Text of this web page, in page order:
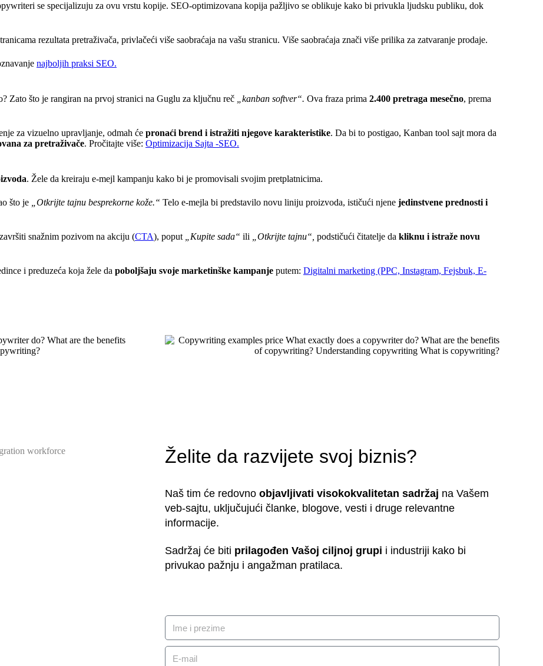
se specijalizuju za ovu vrstu kopije. SEO-optimizovana kopija pažljivo se oblikuje kako bi privukla ljudsku publiku, dok
rezultata pretraživača, privlačeći više saobraćaja na vašu stranicu. Više saobraćaja znači više prilika za zatvaranje prodaje.
najboljih praksi SEO.
Zato što je rangiran na prvoj stranici na Guglu za ključnu reč „kanban softver“. Ova fraza prima 2.400 pretraga mesečno, prema
za vizuelno upravljanje, odmah će pronaći brend i istražiti njegove karakteristike. Da bi to postigao, Kanban tool sajt mora da
za pretraživače. Pročitajte više: Optimizacija Sajta -SEO.
. Žele da kreiraju e-mejl kampanju kako bi je promovisali svojim pretplatnicima.
što je „Otkrijte tajnu besprekorne kože.“ Telo e-mejla bi predstavilo novu liniju proizvoda, ističući njene jedinstvene prednosti i
snažnim pozivom na akciju (CTA), poput „Kupite sada“ ili „Otkrijte tajnu“, podstičući čitatelje da kliknu i istraže novu
i preduzeća koja žele da poboljšaju svoje marketinške kampanje putem: Digitalni marketing (PPC, Instagram, Fejsbuk, E-
Želite da razvijete svoj biznis?
Naš tim će redovno objavljivati visokokvalitetan sadržaj na Vašem
veb-sajtu, uključujući članke, blogove, vesti i druge relevantne
informacije.
Sadržaj će biti prilagođen Vašoj ciljnoj grupi i industriji kako bi
privukao pažnju i angažman pratilaca.